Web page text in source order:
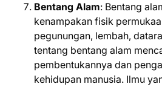
Bentang Alam: Bentang
kenampakan fisik
pegunungan, lembah,
tentang bentang alam
pembentukannya dan
kehidupan manusia. Ilmu